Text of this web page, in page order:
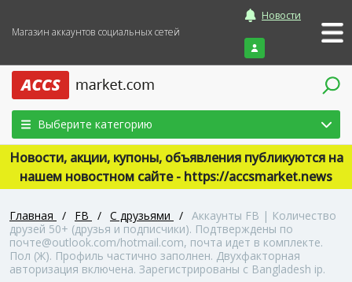
Магазин аккаунтов социальных сетей
Новости
Войти
Выберите категорию
Новости, акции, купоны, объявления публикуются на
нашем новостном сайте - https://accsmarket.news
Главная / FB / С друзьями / Аккаунты FB | Количество
друзей 50+ (друзья и подписчики). Подтверждены по
почте@outlook.com/hotmail.com, почта идет в комплекте.
Пол (Ж). Профиль частично заполнен. Двухфакторная
авторизация включена. Зарегистрированы с Bangladesh ip.